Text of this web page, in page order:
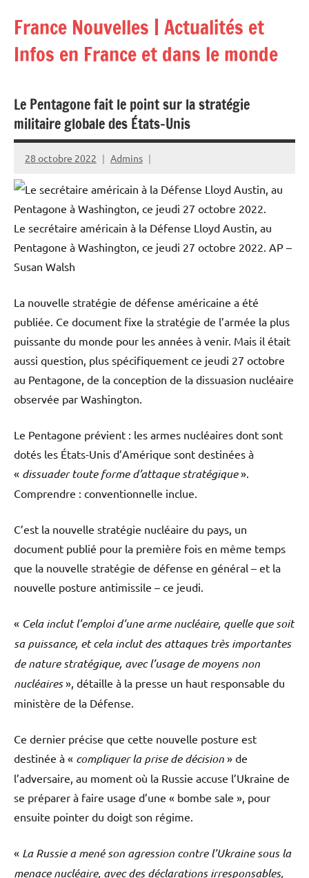
contenu
France Nouvelles | Actualités et
Infos en France et dans le monde
Le Pentagone fait le point sur la stratégie
militaire globale des États-Unis
28 octobre 2022 Admins
Le secrétaire américain à la Défense Lloyd Austin, au
Pentagone à Washington, ce jeudi 27 octobre 2022. AP –
Susan Walsh
La nouvelle stratégie de défense américaine a été
publiée. Ce document fixe la stratégie de l’armée la plus
puissante du monde pour les années à venir. Mais il était
aussi question, plus spécifiquement ce jeudi 27 octobre
au Pentagone, de la conception de la dissuasion nucléaire
observée par Washington.
Le Pentagone prévient : les armes nucléaires dont sont
dotés les États-Unis d’Amérique sont destinées à
« dissuader toute forme d’attaque stratégique».
Comprendre : conventionnelle inclue.
C’est la nouvelle stratégie nucléaire du pays, un
document publié pour la première fois en même temps
que la nouvelle stratégie de défense en général – et la
nouvelle posture antimissile – ce jeudi.
« Cela inclut l’emploi d’une arme nucléaire, quelle que soit
sa puissance, et cela inclut des attaques très importantes
de nature stratégique, avec l’usage de moyens non
nucléaires», détaille à la presse un haut responsable du
ministère de la Défense.
Ce dernier précise que cette nouvelle posture est
destinée à « compliquer la prise de décision » de
l’adversaire, au moment où la Russie accuse l’Ukraine de
se préparer à faire usage d’une « bombe sale », pour
ensuite pointer du doigt son régime.
« La Russie a mené son agression contre l’Ukraine sous la
menace nucléaire, avec des déclarations irresponsables,